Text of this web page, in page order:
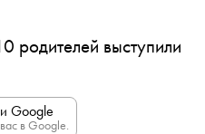
родителей выступили
Google
в Google.